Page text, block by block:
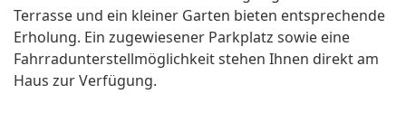
Terrasse und ein kleiner Garten bieten entsprechende
Erholung. Ein zugewiesener Parkplatz sowie eine
Fahrradunterstellmöglichkeit stehen Ihnen direkt am
Haus zur Verfügung.